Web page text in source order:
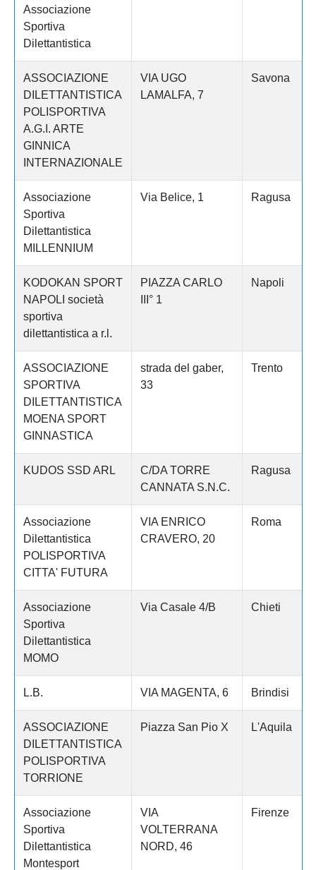
Associazione
Sportiva
Dilettantistica
ASSOCIAZIONE
DILETTANTISTICA
POLISPORTIVA
A.G.I. ARTE
GINNICA
INTERNAZIONALE
VIA UGO
LAMALFA, 7
Savona
Associazione
Sportiva
Dilettantistica
MILLENNIUM
Via Belice, 1 Ragusa
KODOKAN SPORT
NAPOLI società
sportiva
dilettantistica a r.l.
PIAZZA CARLO
III° 1
Napoli
ASSOCIAZIONE
SPORTIVA
DILETTANTISTICA
MOENA SPORT
GINNASTICA
strada del gaber,
33
Trento
KUDOS SSD ARL
C/DA TORRE
CANNATA S.N.C.
Ragusa
Associazione
Dilettantistica
POLISPORTIVA
CITTA' FUTURA
VIA ENRICO
CRAVERO, 20
Roma
Associazione
Sportiva
Dilettantistica
MOMO
Via Casale 4/B Chieti
L.B. VIA MAGENTA, 6 Brindisi
ASSOCIAZIONE
DILETTANTISTICA
POLISPORTIVA
TORRIONE
Piazza San Pio X L'Aquila
Associazione
Sportiva
Dilettantistica
Montesport
VIA
VOLTERRANA
NORD, 46
Firenze